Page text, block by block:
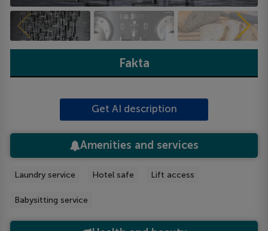
Fakta
Get AI description
Amenities and services
Laundry service Hotel safe Lift access
Babysitting service